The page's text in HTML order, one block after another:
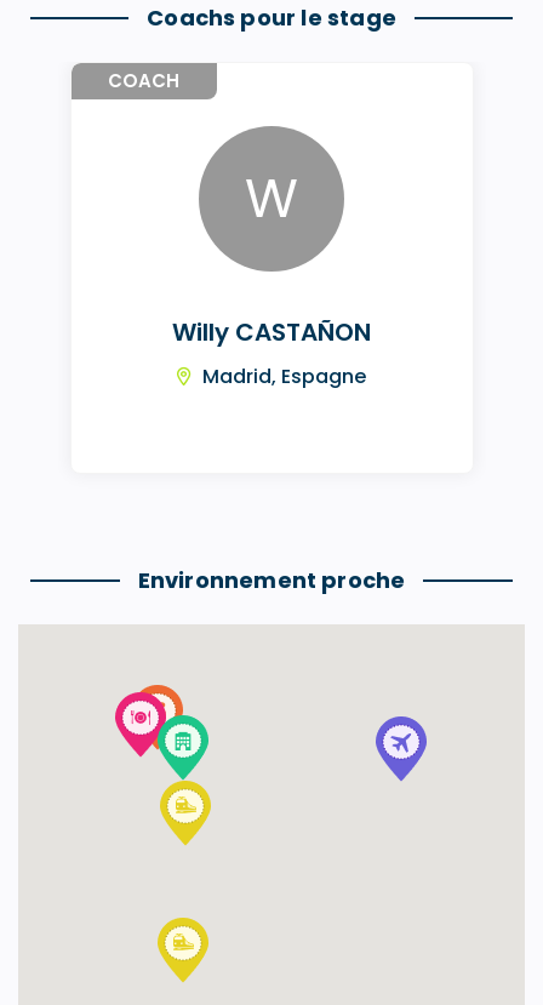
Coachs pour le stage
COACH
W
Willy CASTAÑON
Madrid, Espagne
Environnement proche